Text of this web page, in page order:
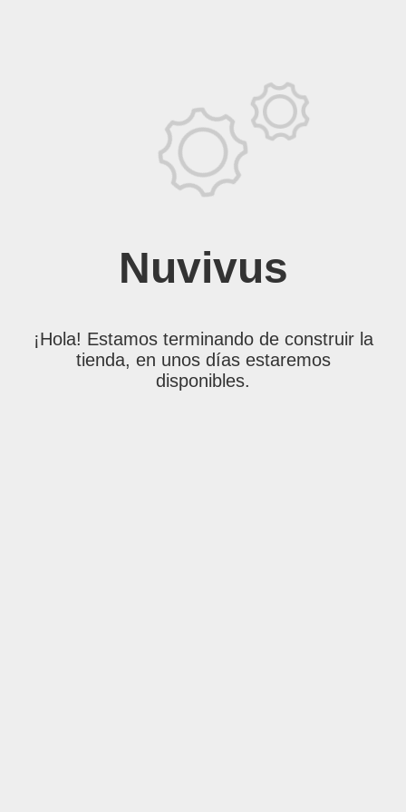
Nuvivus
¡Hola! Estamos terminando de construir la
tienda, en unos días estaremos
disponibles.